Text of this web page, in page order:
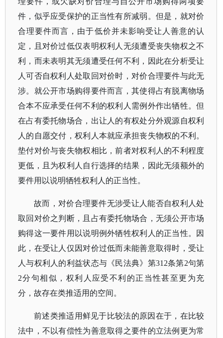
件，似乎应受保护的正当性有所减弱。但是，就对价
合理要件而言，由于低价并未影响受让人善意的认
定，且对价过低仅表明权利人无须遭受丧失物权之不
利，而未表明其无须遭受任何不利，因此在分析受让
人可否自权利人处取回对价时，对价合理要件与此无
涉。就公开市场购得要件而言，其使得占有脱离物场
合本不应承受任何不利的权利人需例外作出牺牲。但
在占有委托物场合，出让人的有权处分外观源自权利
人的自愿交付，权利人本就应承担丧失物权的不利。
垫付对价与丧失物权相比，前者对权利人的不利程度
更低，且为权利人自行选择的结果，因此无须额外的
要件用以说明牺牲权利人的正当性。
故而，对价合理要件无涉受让人能否自权利人处
取回对价之判断，且占有委托物场合，无须公开市场
购得这一要件用以说明例外牺牲权利人的正当性。因
此，在受让人仅因对价过低而未能善意取得时，受让
人与权利人的利益状态与《民法典》第312条第2句第
2分句相似，权利人应受不利的正当性甚至更为充
分，故存在类推适用的空间。
前述类推适用鲜见于比较法的原因在于，在比较
法中，不以有偿性为善意取得之要件的立法例更为常